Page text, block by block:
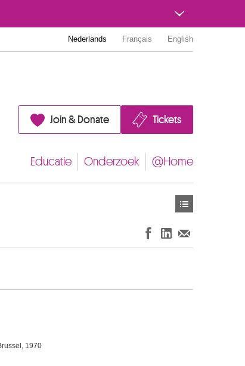
Nederlands Français English
Join & Donate Tickets
Educatie Onderzoek @Home
1970